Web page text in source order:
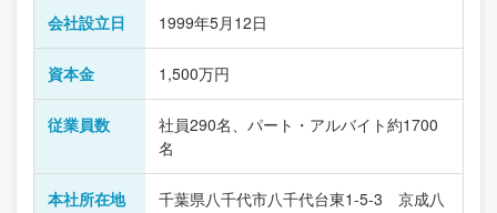
会社設立日 1999年5月12日
資本金 1,500万円
従業員数
社員290名、パート・アルバイト約1700
名
本社所在地
千葉県八千代市八千代台東1-5-3 京成八